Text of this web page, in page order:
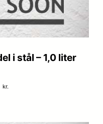
i stål – 1,0 liter
kr.